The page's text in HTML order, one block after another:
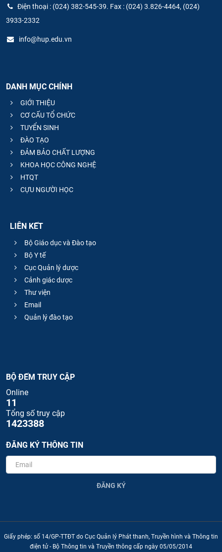
Điện thoại : (024) 382-545-39. Fax : (024) 3.826-4464, (024)
3933-2332
info@hup.edu.vn
DANH MỤC CHÍNH
GIỚI THIỆU
CƠ CẤU TỔ CHỨC
TUYỂN SINH
ĐÀO TẠO
ĐẢM BẢO CHẤT LƯỢNG
KHOA HỌC CÔNG NGHỆ
HTQT
CỰU NGƯỜI HỌC
LIÊN KẾT
Bộ Giáo dục và Đào tạo
Bộ Y tế
Cục Quản lý dược
Cảnh giác dược
Thư viện
Email
Quản lý đào tạo
BỘ ĐẾM TRUY CẬP
Online
11
Tổng số truy cập
1423388
ĐĂNG KÝ THÔNG TIN
ĐĂNG KÝ
Giấy phép: số 14/GP-TTĐT do Cục Quản lý Phát thanh, Truyền hình và Thông tin
điện tử - Bộ Thông tin và Truyền thông cấp ngày 05/05/2014